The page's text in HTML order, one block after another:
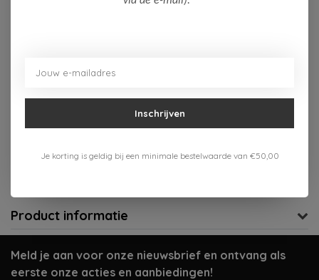
Verzenden 1-3 werkdagen
Product informatie
Meld je aan voor onze nieuwsbrief en ontvang als
eerste onze acties en aanbiedingen!
Inschrijven
Je korting is geldig bij een minimale bestelwaarde van €50,00